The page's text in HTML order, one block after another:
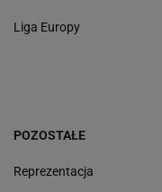
Liga Europy
POZOSTAŁE
Reprezentacja